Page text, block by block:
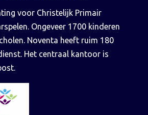
voor Christelijk Primair
Ongeveer 1700 kinderen
Noventa heeft ruim 180
Het centraal kantoor is